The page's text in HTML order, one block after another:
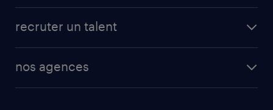
créer un compte candidat
recruter un talent
solutions opérationnelles
nos agences